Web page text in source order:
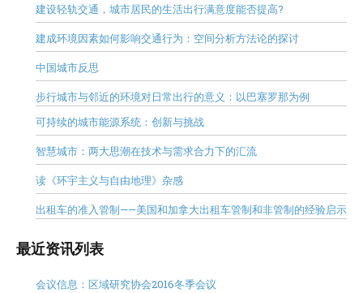
建设轻轨交通，城市居民的生活出行满意度能否提高?
建成环境因素如何影响交通行为：空间分析方法论的探讨
中国城市反思
步行城市与邻近的环境对日常出行的意义：以巴塞罗那为例
可持续的城市能源系统：创新与挑战
智慧城市：两大思潮在技术与需求合力下的汇流
读《环宇主义与自由地理》杂感
出租车的准入管制——美国和加拿大出租车管制和非管制的经验启示
最近资讯列表
会议信息：区域研究协会2016冬季会议